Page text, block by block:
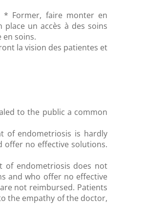
* Former, faire monter en
un accès à des soins
en soins.
la vision des patientes et
to the public a common
of endometriosis is hardly
offer no effective solutions.
of endometriosis does not
and who offer no effective
not reimbursed. Patients
the empathy of the doctor,